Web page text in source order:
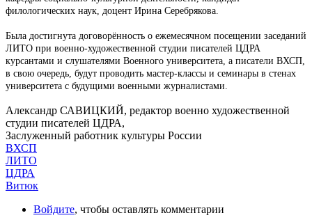
филологических наук, доцент Ирина Серебрякова.
Была достигнута договорённость о ежемесячном посещении заседаний
ЛИТО при военно-художественной студии писателей ЦДРА
курсантами и слушателями Военного университета, а писатели ВХСП,
в свою очередь, будут проводить мастер-классы и семинары в стенах
университета с будущими военными журналистами.
Александр САВИЦКИЙ, редактор военно художественной
студии писателей ЦДРА,
Заслуженный работник культуры России
ВХСП
ЛИТО
ЦДРА
Витюк
Войдите, чтобы оставлять комментарии